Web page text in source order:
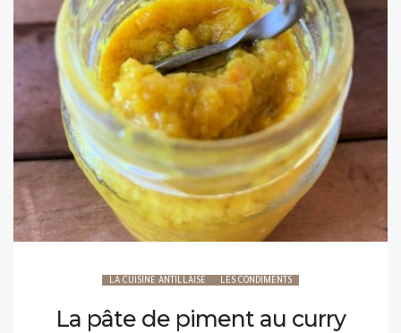
LA CUISINE ANTILLAISE LES CONDIMENTS
La pâte de piment au curry